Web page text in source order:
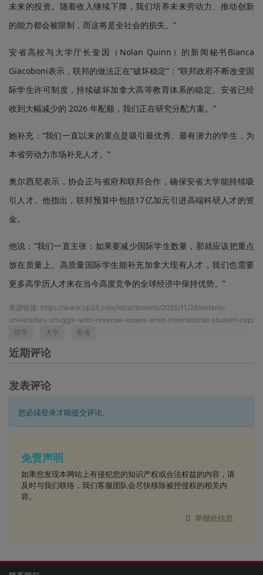
未来的投资。随着收入继续下降，我们培养未来劳动力、推动创新
的能力都会被限制，而这将是全社会的损失。”
安省高校与大学厅长奎因（Nolan Quinn）的新闻秘书Bianca
Giacoboni表示，联邦的做法正在“破坏稳定”：“联邦政府不断改变国
际学生许可制度，持续破坏加拿大高等教育体系的稳定。安省已经
收到大幅减少的 2026 年配额，我们正在研究分配方案。”
她补充：“我们一直以来的重点是吸引最优秀、最有潜力的学生，为
本省劳动力市场补充人才。”
奥尔西尼表示，协会正与省府和联邦合作，确保安省大学能持续吸
引人才。他指出，联邦预算中包括17亿加元引进高端科研人才的资
金。
他说：“我们一直主张：如果要减少国际学生数量，那就应该把重点
放在质量上。高质量国际学生能补充加拿大现有人才，我们也需要
更多高学历人才来在当今高度竞争的全球经济中保持优势。”
来源链接: https://www.cp24.com/local/toronto/2025/11/28/ontario-
universities-struggle-with-revenue-losses-amid-international-student-cap/
留学
大学 安省
近期评论
发表评论
您必须登录才能提交评论。
免责声明
如果您发现本网站上有侵犯您的知识产权或合法权益的内容，请
及时与我们联络，我们客服团队会尽快移除被控侵权的相关内
容。
举报此信息